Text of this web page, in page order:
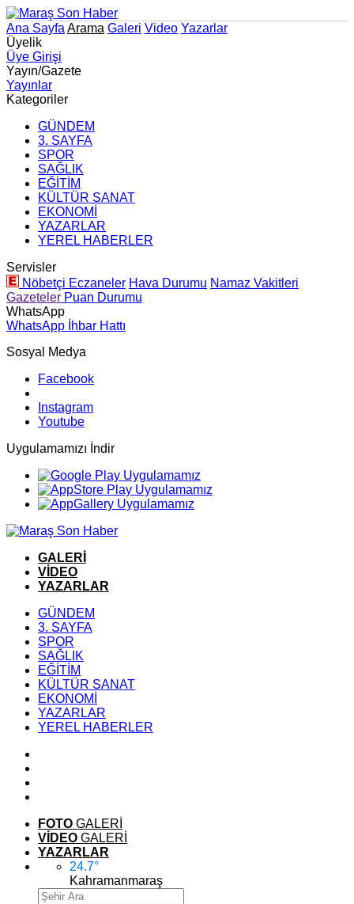
Ana Sayfa Arama Galeri Video Yazarlar
Üyelik
Üye Girişi
Yayın/Gazete
Yayınlar
Kategoriler
GÜNDEM
3. SAYFA
SPOR
SAĞLIK
EĞİTİM
KÜLTÜR SANAT
EKONOMİ
YAZARLAR
YEREL HABERLER
Servisler
Nöbetçi Eczaneler Hava Durumu Namaz Vakitleri
Gazeteler Puan Durumu
WhatsApp
WhatsApp İhbar Hattı
Sosyal Medya
Facebook
Instagram
Youtube
Uygulamamızı İndir
GALERİ
VİDEO
YAZARLAR
GÜNDEM
3. SAYFA
SPOR
SAĞLIK
EĞİTİM
KÜLTÜR SANAT
EKONOMİ
YAZARLAR
YEREL HABERLER
FOTO GALERİ
VİDEO GALERİ
YAZARLAR
24.7°
Kahramanmaraş